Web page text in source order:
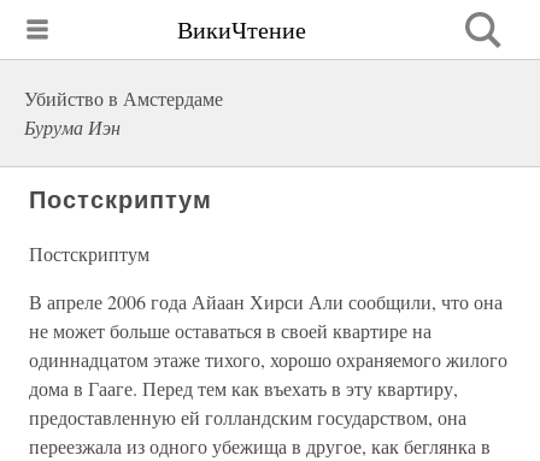
ВикиЧтение
Убийство в Амстердаме
Бурума Иэн
Постскриптум
Постскриптум
В апреле 2006 года Айаан Хирси Али сообщили, что она
не может больше оставаться в своей квартире на
одиннадцатом этаже тихого, хорошо охраняемого жилого
дома в Гааге. Перед тем как въехать в эту квартиру,
предоставленную ей голландским государством, она
переезжала из одного убежища в другое, как беглянка в